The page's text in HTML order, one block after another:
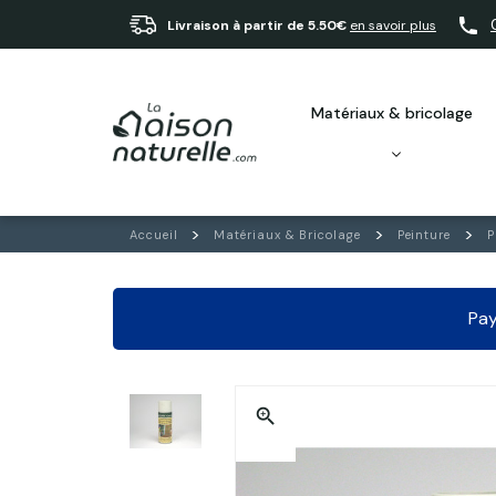
Livraison à partir de 5.50€ en savoir plus
matériaux & bricolage
Accueil Matériaux & Bricolage Peinture
zoom_in